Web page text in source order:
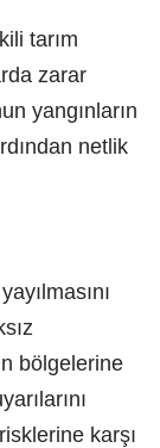
tarım
zarar
yangınların
netlik
bölgelerine
karşı